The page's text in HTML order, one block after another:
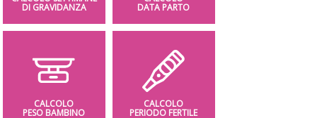
DI GRAVIDANZA DATA PARTO
CALCOLO
PESO BAMBINO
CALCOLO
PERIODO FERTILE